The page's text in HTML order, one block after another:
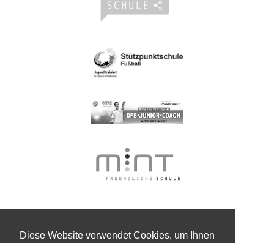
Diese Website verwendet Cookies, um Ihnen